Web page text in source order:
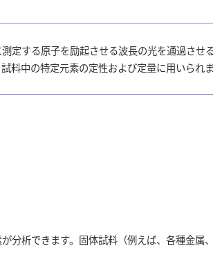
定する原子を励起させる波長の光を通過させ
料中の特定元素の定性および定量に用いられま
分析できます。固体試料（例えば、各種金属